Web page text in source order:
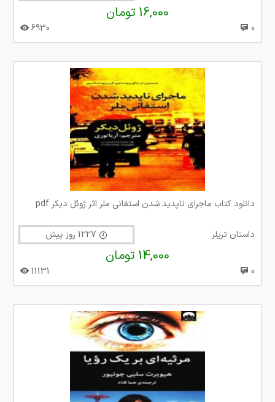
16,000 تومان
0
6930
دانلود کتاب ماجرای ناپدید شدن استفانی ملر اثر ژوئل دیکر pdf
داستان تریلر
14,000 تومان
0
11131